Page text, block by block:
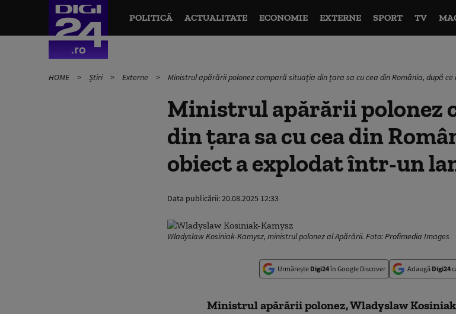
POLITICĂ ACTUALITATE ECONOMIE EXTERNE SPORT TV
HOME Știri Externe Ministrul apărării polonez compară situația din țara sa cu cea din România, după
Ministrul apărării polonez
din țara sa cu cea din
obiect a explodat într-un
Data publicării:20.08.2025 12:33
Wladyslaw Kosiniak-Kamysz, ministrul polonez al Apărării. Foto: Profimedia Images
Urmărește Digi24în Google Discover Adaugă Digi24
Ministrul apărării polonez, Wladyslaw